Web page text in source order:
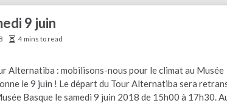
9 juin
4 mins to read
Alternatiba : mobilisons-nous pour le climat au Musée
le 9 juin ! Le départ du Tour Alternatiba sera
Basque le samedi 9 juin 2018 de 15h00 à 17h30.